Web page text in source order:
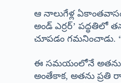
ఆ నాలుగేళ్ల
అండ్ ఎర్రర్’ పద్ధతిలో
చూపడం గమనించాడు.
ఈ సమయంలోనే అతను
అంతేకాక, అతను ప్రతి